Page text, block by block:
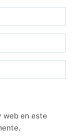
web en este